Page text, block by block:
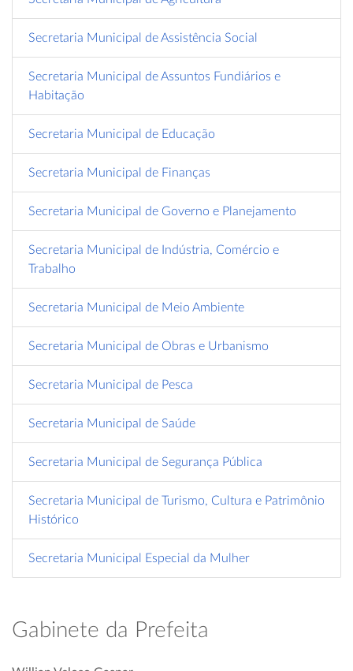
Secretaria Municipal de Assistência Social
Secretaria Municipal de Assuntos Fundiários e
Habitação
Secretaria Municipal de Educação
Secretaria Municipal de Finanças
Secretaria Municipal de Governo e Planejamento
Secretaria Municipal de Indústria, Comércio e
Trabalho
Secretaria Municipal de Meio Ambiente
Secretaria Municipal de Obras e Urbanismo
Secretaria Municipal de Pesca
Secretaria Municipal de Saúde
Secretaria Municipal de Segurança Pública
Secretaria Municipal de Turismo, Cultura e Patrimônio
Histórico
Secretaria Municipal Especial da Mulher
Gabinete da Prefeita